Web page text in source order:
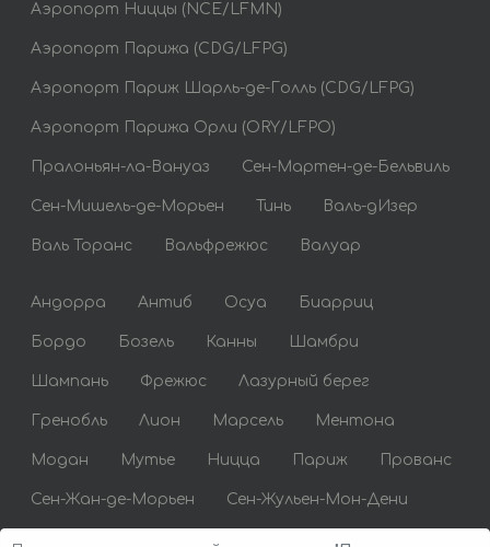
Аэропорт Ниццы (NCE/LFMN)
Аэропорт Парижа (CDG/LFPG)
Аэропорт Париж Шарль-де-Голль (CDG/LFPG)
Аэропорт Парижа Орли (ORY/LFPO)
Пралоньян-ла-Вануаз Сен-Мартен-де-Бельвиль
Сен-Мишель-де-Морьен Тинь Валь-дИзер
Валь Торанс Вальфрежюс Валуар
Андорра Антиб Осуа Биарриц
Бордо Бозель Канны Шамбри
Шампань Фрежюс Лазурный берег
Гренобль Лион Марсель Ментона
Модан Мутье Ницца Париж Прованс
Сен-Жан-де-Морьен Сен-Жульен-Мон-Дени